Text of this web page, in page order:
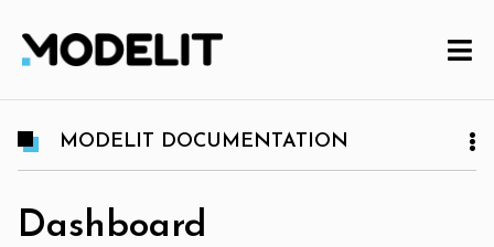
MODELIT DOCUMENTATION
Dashboard